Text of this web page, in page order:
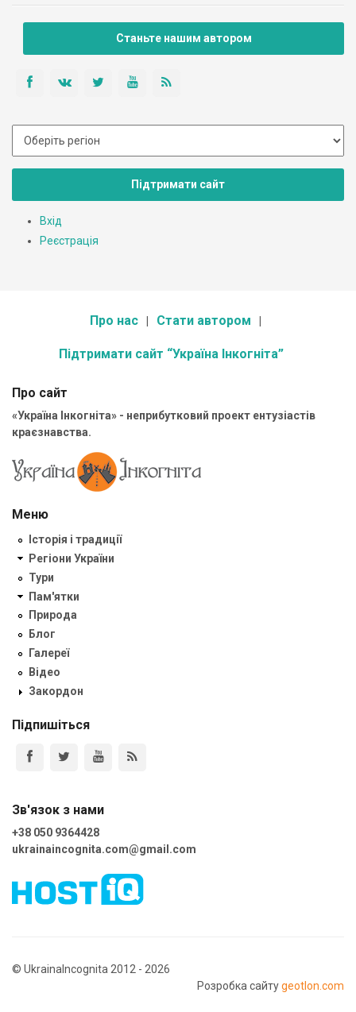
Станьте нашим автором
Підтримати сайт
Вхід
Реєстрація
Про нас Стати автором
Підтримати сайт “Україна Інкогніта”
Про сайт
«Україна Інкогніта» - неприбутковий проект ентузіастів
краєзнавства.
Меню
Історія і традиції
Регіони України
Тури
Пам'ятки
Природа
Блог
Галереї
Відео
Закордон
Підпишіться
Зв'язок з нами
+38 050 9364428
ukrainaincognita.com@gmail.com
© UkrainaIncognita 2012 - 2026
Розробка сайтуgeotlon.com